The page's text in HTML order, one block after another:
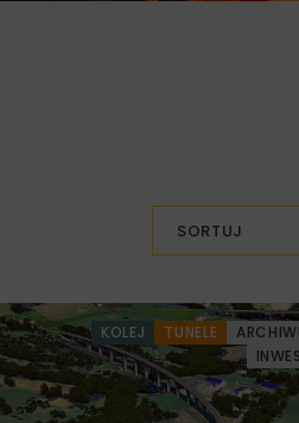
SORTUJ
KOLEJ TUNELE